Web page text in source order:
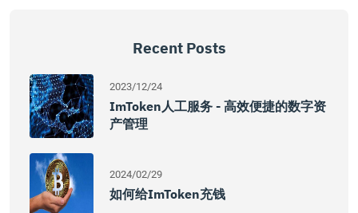
Recent Posts
2023/12/24
ImToken人工服务 - 高效便捷的数字资
产管理
2024/02/29
如何给imToken充钱